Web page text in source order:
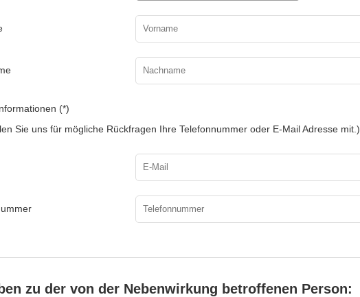
(*)
Sie uns für mögliche Rückfragen Ihre Telefonnummer oder E-Mail Adresse mit.)
zu der von der Nebenwirkung betroffenen Person: